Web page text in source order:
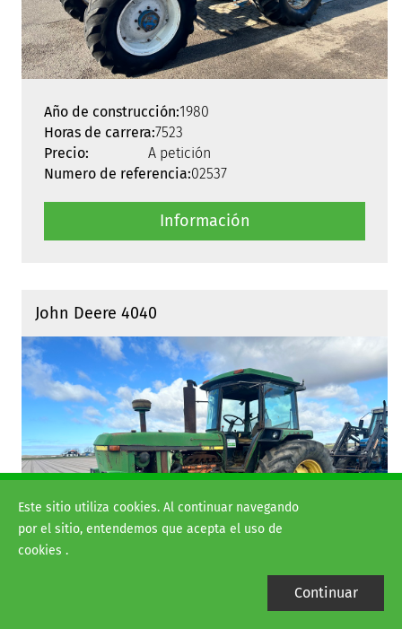
Año de construcción:1980
Horas de carrera:7523
Precio:
A petición
Numero de referencia:02537
Información
John Deere 4040
Este sitio utiliza cookies. Al continuar navegando
por el sitio, entendemos que acepta el uso de
cookies .
Continuar